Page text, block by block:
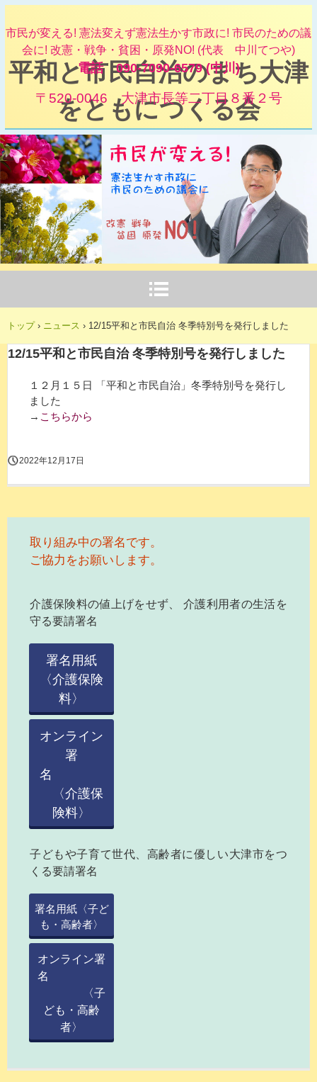
平和と市民自治のまち大津
をともにつくる会
市民が変える! 憲法変えず憲法生かす市政に! 市民のための議
会に! 改憲・戦争・貧困・原発NO! (代表 中川てつや)
電話 090-7090-6579 (中川)
〒520-0046 大津市長等二丁目８番２号
トップ › ニュース › 12/15平和と市民自治 冬季特別号を発行しました
12/15平和と市民自治 冬季特別号を発行しました
１２月１５日 「平和と市民自治」冬季特別号を発行し
ました
→ こちらから
2022年12月17日
取り組み中の署名です。
ご協力をお願いします。
介護保険料の値上げをせず、 介護利用者の生活を
守る要請署名
署名用紙
〈介護保険
料〉
オンライン
署
名
〈介護保
険料〉
子どもや子育て世代、高齢者に優しい大津市をつ
くる要請署名
署名用紙〈子ど
も・高齢者〉
オンライン署
名
〈子
ども・高齢
者〉